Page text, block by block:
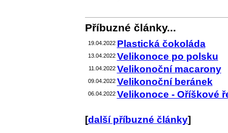
Příbuzné články...
19.04.2022 Plastická čokoláda
13.04.2022 Velikonoce po polsku
11.04.2022 Velikonoční macarony
09.04.2022 Velikonoční beránek
06.04.2022 Velikonoce - Oříškové
[další příbuzné články]